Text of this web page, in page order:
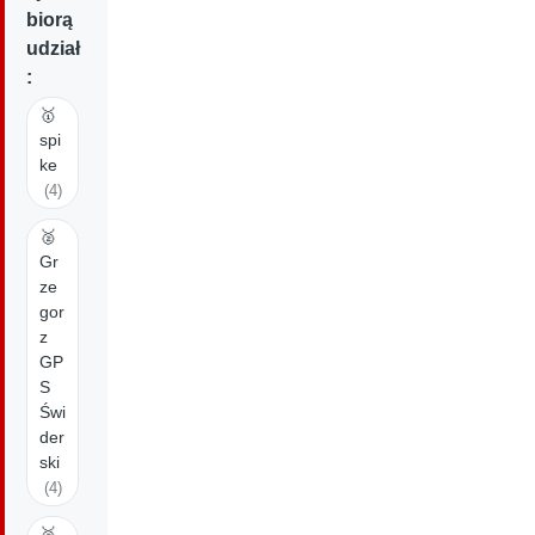
biorą
udział
:
🥇
spi
ke
(4)
🥈
Gr
ze
gor
z
GP
S
Świ
der
ski
(4)